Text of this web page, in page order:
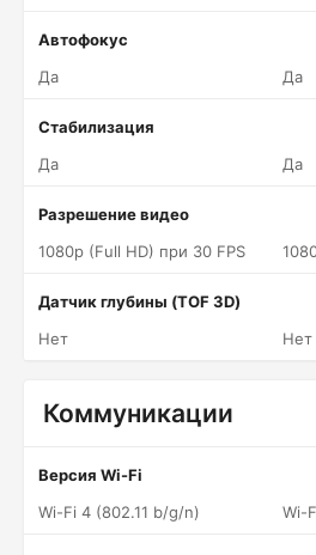
Автофокус
Да
Да
Стабилизация
Да
Да
Разрешение видео
1080p (Full HD) при 30 FPS
Датчик глубины (TOF 3D)
Нет
Нет
Коммуникации
Версия Wi-Fi
Wi-Fi 4 (802.11 b/g/n)
Wi-